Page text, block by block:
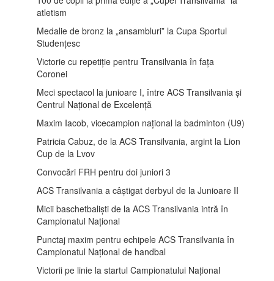
atletism
Medalie de bronz la „ansambluri” la Cupa Sportul
Studențesc
Victorie cu repetiție pentru Transilvania în fața
Coronei
Meci spectacol la junioare I, între ACS Transilvania și
Centrul Național de Excelență
Maxim Iacob, vicecampion național la badminton (U9)
Patricia Cabuz, de la ACS Transilvania, argint la Lion
Cup de la Lvov
Convocări FRH pentru doi juniori 3
ACS Transilvania a câștigat derbyul de la Junioare II
Micii baschetbaliști de la ACS Transilvania intră în
Campionatul Național
Punctaj maxim pentru echipele ACS Transilvania în
Campionatul Național de handbal
Victorii pe linie la startul Campionatului Național